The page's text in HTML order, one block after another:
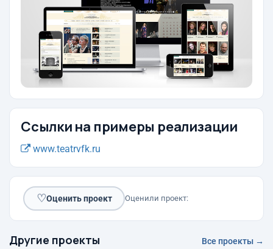
Ссылки на примеры реализации
www.teatrvfk.ru
♡Оценить проект Оценили проект:
Другие проекты Все проекты →